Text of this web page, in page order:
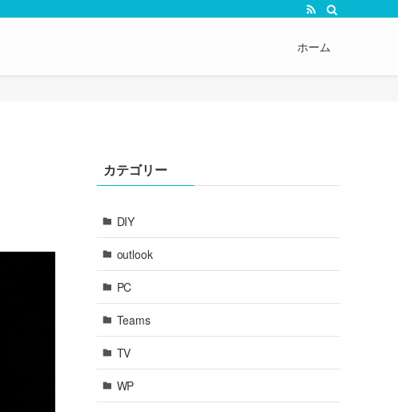
ホーム
カテゴリー
DIY
outlook
PC
Teams
TV
WP